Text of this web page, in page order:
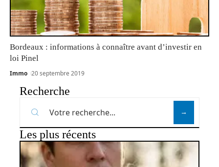
Bordeaux : informations à connaître avant d’investir en
loi Pinel
Immo 20 septembre 2019
Recherche
Les plus récents